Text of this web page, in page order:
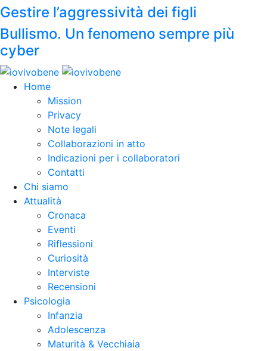
Gestire l’aggressività dei figli
Bullismo. Un fenomeno sempre più
cyber
Home
Mission
Privacy
Note legali
Collaborazioni in atto
Indicazioni per i collaboratori
Contatti
Chi siamo
Attualità
Cronaca
Eventi
Riflessioni
Curiosità
Interviste
Recensioni
Psicologia
Infanzia
Adolescenza
Maturità & Vecchiaia